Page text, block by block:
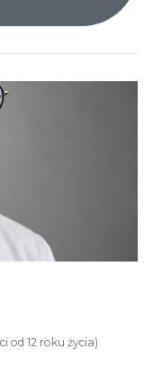
od 12 roku życia)